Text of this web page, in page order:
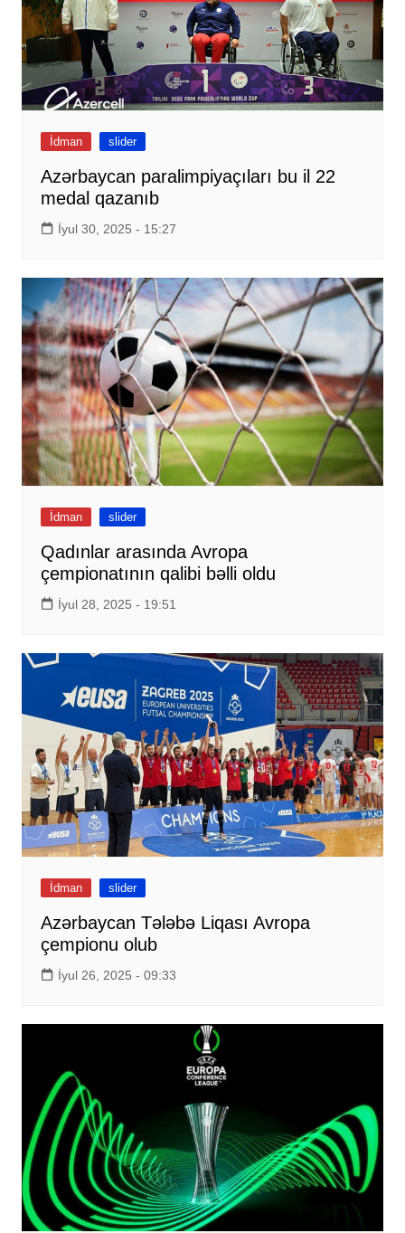
İdman slider
Azərbaycan paralimpiyaçıları bu il 22
medal qazanıb
İyul 30, 2025 - 15:27
İdman slider
Qadınlar arasında Avropa
çempionatının qalibi bəlli oldu
İyul 28, 2025 - 19:51
İdman slider
Azərbaycan Tələbə Liqası Avropa
çempionu olub
İyul 26, 2025 - 09:33